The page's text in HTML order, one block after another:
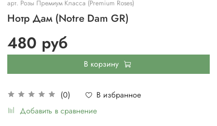
арт. Розы Премиум Класса (Premium Roses)
Нотр Дам (Notre Dam GR)
(0)
В избранное
Добавить в сравнение
480 руб
В корзину